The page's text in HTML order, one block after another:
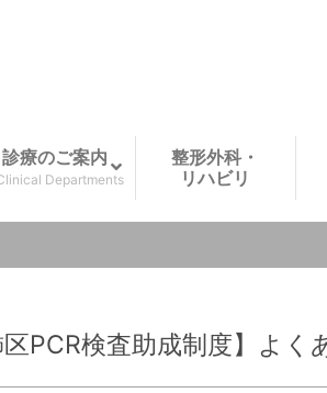
診療のご案内
Departments
整形外科・
リハビリ
区PCR検査助成制度】よく